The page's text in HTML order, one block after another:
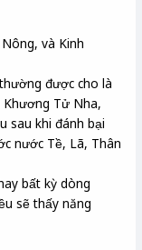
và Kinh
được cho là
Khương Tử Nha,
sau khi đánh bại
nước Tề, Lã, Thân
bất kỳ dòng
sẽ thấy năng